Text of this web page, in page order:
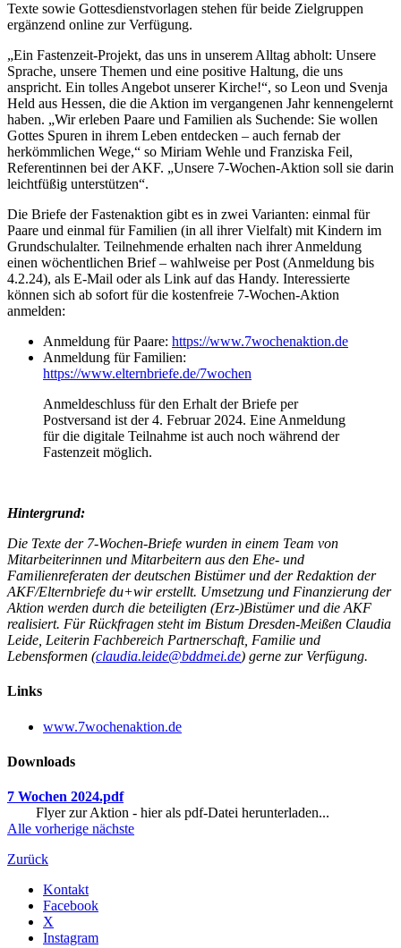
Texte sowie Gottesdienstvorlagen stehen für beide Zielgruppen
ergänzend online zur Verfügung.
„Ein Fastenzeit-Projekt, das uns in unserem Alltag abholt: Unsere
Sprache, unsere Themen und eine positive Haltung, die uns
anspricht. Ein tolles Angebot unserer Kirche!“, so Leon und Svenja
Held aus Hessen, die die Aktion im vergangenen Jahr kennengelernt
haben. „Wir erleben Paare und Familien als Suchende: Sie wollen
Gottes Spuren in ihrem Leben entdecken – auch fernab der
herkömmlichen Wege,“ so Miriam Wehle und Franziska Feil,
Referentinnen bei der AKF. „Unsere 7-Wochen-Aktion soll sie darin
leichtfüßig unterstützen“.
Die Briefe der Fastenaktion gibt es in zwei Varianten: einmal für
Paare und einmal für Familien (in all ihrer Vielfalt) mit Kindern im
Grundschulalter. Teilnehmende erhalten nach ihrer Anmeldung
einen wöchentlichen Brief – wahlweise per Post (Anmeldung bis
4.2.24), als E-Mail oder als Link auf das Handy. Interessierte
können sich ab sofort für die kostenfreie 7-Wochen-Aktion
anmelden:
Anmeldung für Paare: https://www.7wochenaktion.de
Anmeldung für Familien:
https://www.elternbriefe.de/7wochen
Anmeldeschluss für den Erhalt der Briefe per
Postversand ist der 4. Februar 2024. Eine Anmeldung
für die digitale Teilnahme ist auch noch während der
Fastenzeit möglich.
Hintergrund:
Die Texte der 7-Wochen-Briefe wurden in einem Team von
Mitarbeiterinnen und Mitarbeitern aus den Ehe- und
Familienreferaten der deutschen Bistümer und der Redaktion der
AKF/Elternbriefe du+wir erstellt. Umsetzung und Finanzierung der
Aktion werden durch die beteiligten (Erz-)Bistümer und die AKF
realisiert. Für Rückfragen steht im Bistum Dresden-Meißen Claudia
Leide, Leiterin Fachbereich Partnerschaft, Familie und
Lebensformen (claudia.leide@bddmei.de) gerne zur Verfügung.
Links
www.7wochenaktion.de
Downloads
7 Wochen 2024.pdf
Flyer zur Aktion - hier als pdf-Datei herunterladen...
Alle vorherige nächste
Zurück
Kontakt
Facebook
X
Instagram